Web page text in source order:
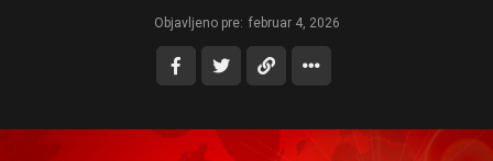
Objavljeno pre: februar 4, 2026